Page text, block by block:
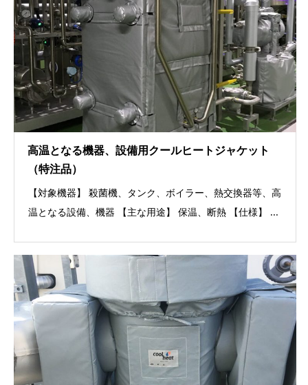
高温となる機器、設備用クールヒートジャケット
（特注品）
【対象機器】 殺菌機、タンク、ボイラー、熱交換器等、高
温となる設備、機器 【主な用途】 保温、断熱 【仕様】 ...